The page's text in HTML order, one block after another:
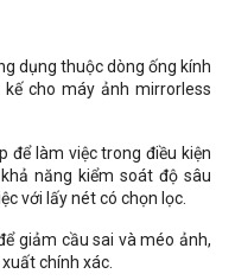
dụng thuộc dòng ống kính
cho máy ảnh mirrorless
để làm việc trong điều kiện
năng kiểm soát độ sâu
với lấy nét có chọn lọc.
giảm cầu sai và méo ảnh,
chính xác.